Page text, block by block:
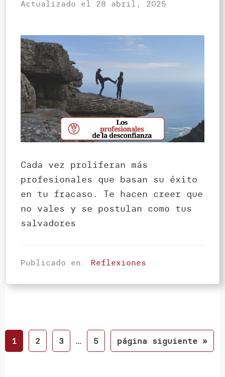
Actualizado el 28 abril, 2025
Cada vez proliferan más
profesionales que basan su éxito
en tu fracaso. Te hacen creer que
no vales y se postulan como tus
salvadores
Publicado en: Reflexiones
Página
1 Página
2 Página
3
Páginas
intermedias
… Página
5
Ir
a
página siguiente »